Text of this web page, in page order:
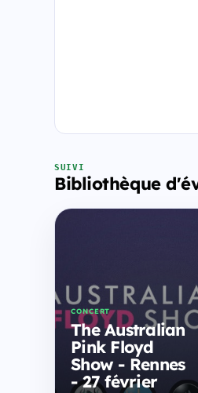
SUIVI
Bibliothèque
CONCERT
The Australian
Pink Floyd
Show - Rennes
- 27 février